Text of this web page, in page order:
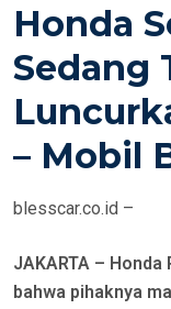
Honda
Sedang
– Mobil
blesscar.co.id –
JAKARTA –
bahwa pihaknya